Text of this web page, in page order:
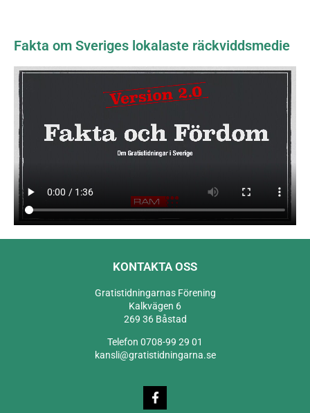
Fakta om Sveriges lokalaste räckviddsmedie
KONTAKTA OSS
Gratistidningarnas Förening
Kalkvägen 6
269 36 Båstad
Telefon 0708-99 29 01
kansli@gratistidningarna.se